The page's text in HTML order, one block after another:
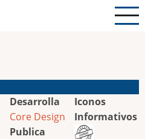
Desarrolla
Core Design
Publica
Iconos
Informativos